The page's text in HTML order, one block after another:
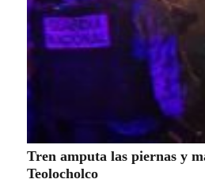
Tren amputa las piernas y
Teolocholco